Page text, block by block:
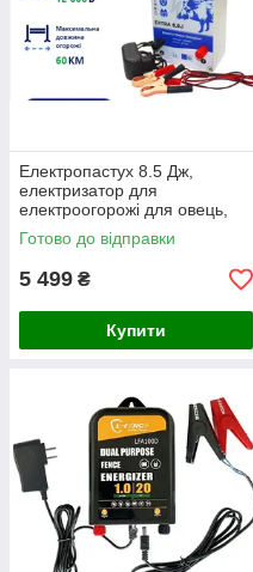
Електропастух 8.5 Дж,
електризатор для
електроогорожі для овець,
кабанів, від вовків
Готово до відправки
5 499 ₴
Купити